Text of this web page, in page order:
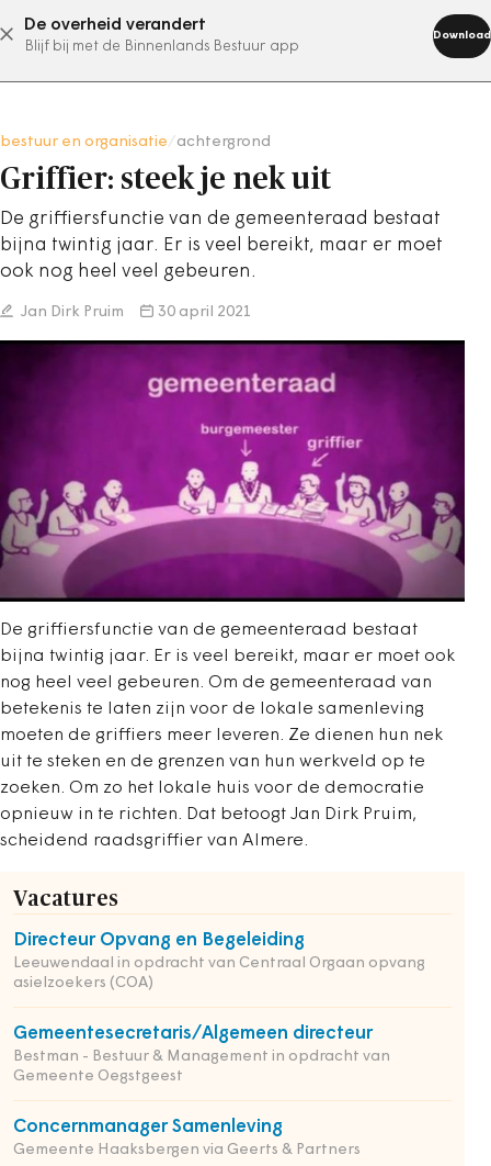
De overheid verandert
Blijf bij met de Binnenlands Bestuur app
Download
abonneer nu
bestuur en organisatie achtergrond
Griffier: steek je nek uit
De griffiersfunctie van de gemeenteraad bestaat
bijna twintig jaar. Er is veel bereikt, maar er moet
ook nog heel veel gebeuren.
Jan Dirk Pruim 30 april 2021
De griffiersfunctie van de gemeenteraad bestaat
bijna twintig jaar. Er is veel bereikt, maar er moet ook
nog heel veel gebeuren. Om de gemeenteraad van
betekenis te laten zijn voor de lokale samenleving
moeten de griffiers meer leveren. Ze dienen hun nek
uit te steken en de grenzen van hun werkveld op te
zoeken. Om zo het lokale huis voor de democratie
opnieuw in te richten. Dat betoogt Jan Dirk Pruim,
scheidend raadsgriffier van Almere.
Vacatures
Directeur Opvang en Begeleiding
Leeuwendaal in opdracht van Centraal Orgaan opvang
asielzoekers (COA)
Gemeentesecretaris/Algemeen directeur
Bestman - Bestuur & Management in opdracht van
Gemeente Oegstgeest
Concernmanager Samenleving
Gemeente Haaksbergen via Geerts & Partners